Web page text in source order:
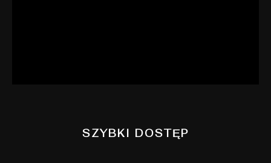
SZYBKI DOSTĘP